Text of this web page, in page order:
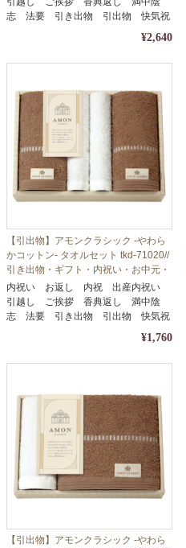
志 法要 引き出物 引出物 快気祝
¥2,640
【引出物】アモンクラシック -やわら
かコットン- タオルセット tkd-71020//
引き出物・ギフト・内祝い・お中元・
お歳暮等に
内祝い お返し 内祝 出産内祝い
引越し ご挨拶 香典返し 満中陰
志 法要 引き出物 引出物 快気祝
¥1,760
【引出物】アモンクラシック -やわら